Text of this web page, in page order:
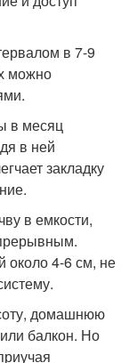
в 7-9
можно
в месяц
в ней
закладку
в емкости,
около 4-6 см, не
домашнюю
балкон. Но